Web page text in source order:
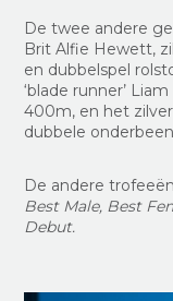
De twee andere
Brit Alfie Hewett,
en dubbelspel
‘blade runner’
400m, en het
dubbele
De andere
Best Male, Best
Debut.